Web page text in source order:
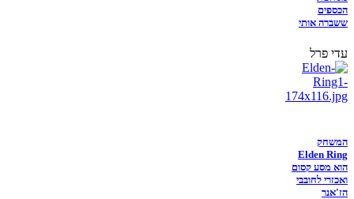
הכספים
ששברה אותי
עדי פרל
המשחק
Elden Ring
הוא מסע קסום
ואכזרי לחובבי
הז'אנר